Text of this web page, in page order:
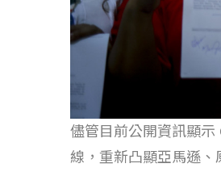
儘管目前公開資訊顯
線，重新凸顯亞馬遜